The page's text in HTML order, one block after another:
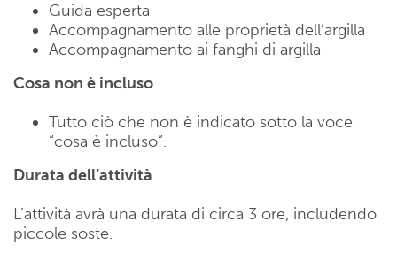
Guida esperta
Accompagnamento alle proprietà dell’argilla
Accompagnamento ai fanghi di argilla
Cosa non è incluso
Tutto ciò che non è indicato sotto la voce
“cosa è incluso”.
Durata dell’attività
L’attività avrà una durata di circa 3 ore, includendo
piccole soste.